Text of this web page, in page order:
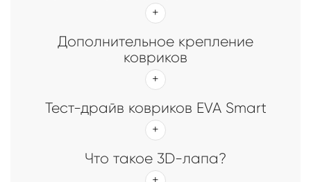
Дополнительное крепление
ковриков
Тест-драйв ковриков EVA Smart
Что такое 3D-лапа?